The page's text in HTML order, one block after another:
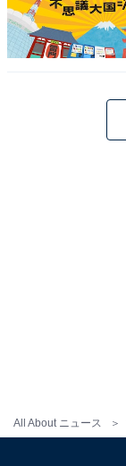
All About ニュース